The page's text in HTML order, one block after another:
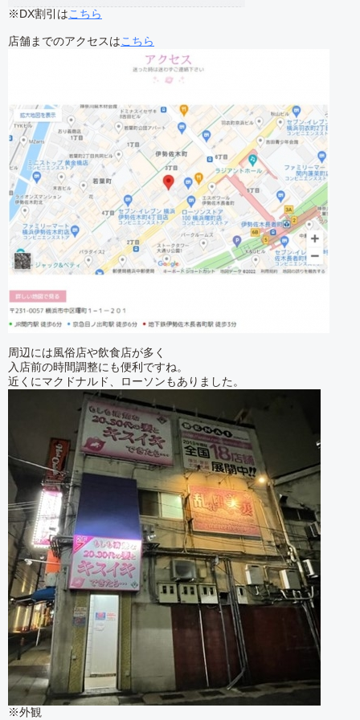
※DX割引はこちら
店舗までのアクセスはこちら
周辺には風俗店や飲食店が多く
入店前の時間調整にも便利ですね。
近くにマクドナルド、ローソンもありました。
※外観